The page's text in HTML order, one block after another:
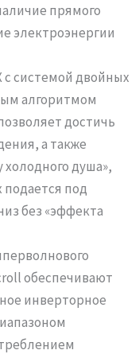
прямого
электроэнергии
системой двойных
алгоритмом
достичь
а также
душа»,
под
без «эффекта
обеспечивают
инверторное